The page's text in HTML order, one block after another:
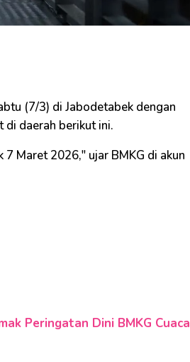
(7/3) di Jabodetabek dengan
di daerah berikut ini.
Maret 2026," ujar BMKG di akun
Peringatan Dini BMKG Cuaca